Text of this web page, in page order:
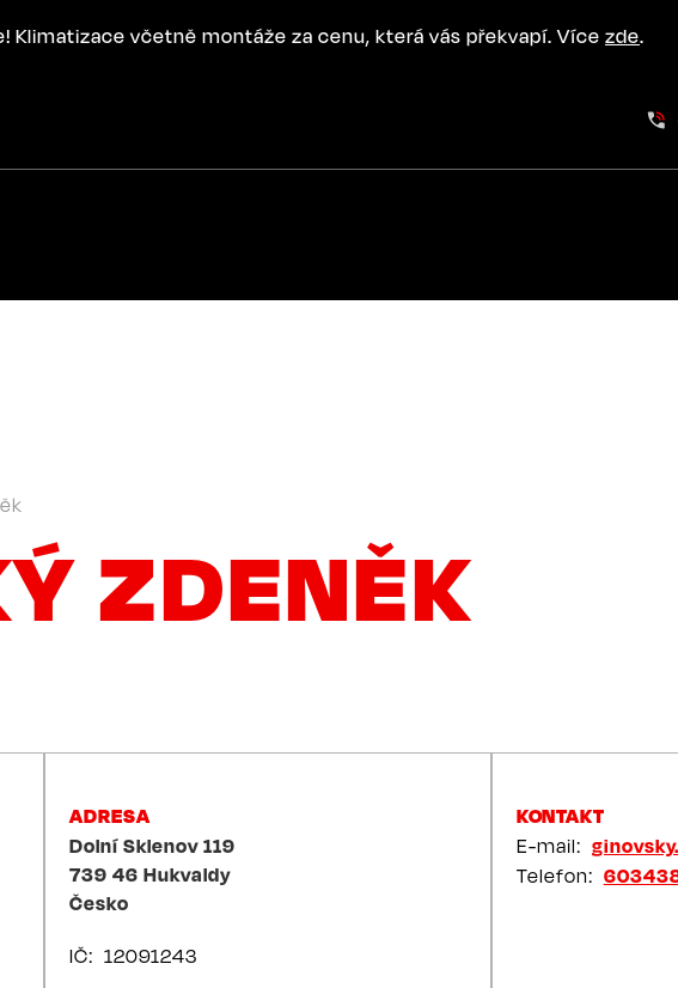
Klimatizace včetně montáže za cenu, která vás překvapí. Více zde.
ZDENĚK
ADRESA
Dolní Sklenov 119
739 46 Hukvaldy
Česko
IČ 12091243
KONTAKT
E-mail
Telefon